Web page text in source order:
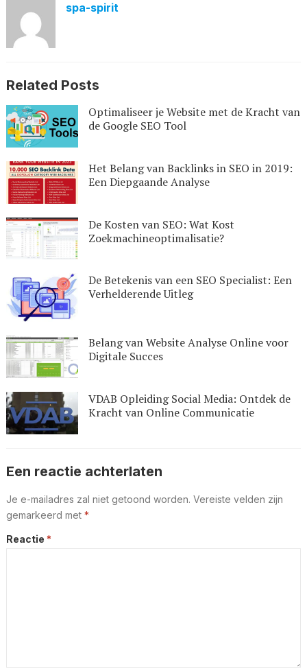
spa-spirit
Related Posts
Optimaliseer je Website met de Kracht van
de Google SEO Tool
Het Belang van Backlinks in SEO in 2019:
Een Diepgaande Analyse
De Kosten van SEO: Wat Kost
Zoekmachineoptimalisatie?
De Betekenis van een SEO Specialist: Een
Verhelderende Uitleg
Belang van Website Analyse Online voor
Digitale Succes
VDAB Opleiding Social Media: Ontdek de
Kracht van Online Communicatie
Een reactie achterlaten
Je e-mailadres zal niet getoond worden. Vereiste velden zijn
gemarkeerd met *
Reactie *